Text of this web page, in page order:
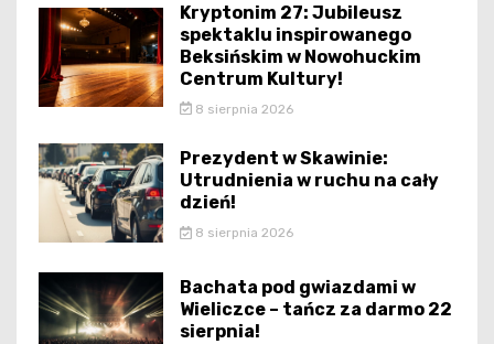
Kryptonim 27: Jubileusz
spektaklu inspirowanego
Beksińskim w Nowohuckim
Centrum Kultury!
8 sierpnia 2026
Prezydent w Skawinie:
Utrudnienia w ruchu na cały
dzień!
8 sierpnia 2026
Bachata pod gwiazdami w
Wieliczce – tańcz za darmo 22
sierpnia!